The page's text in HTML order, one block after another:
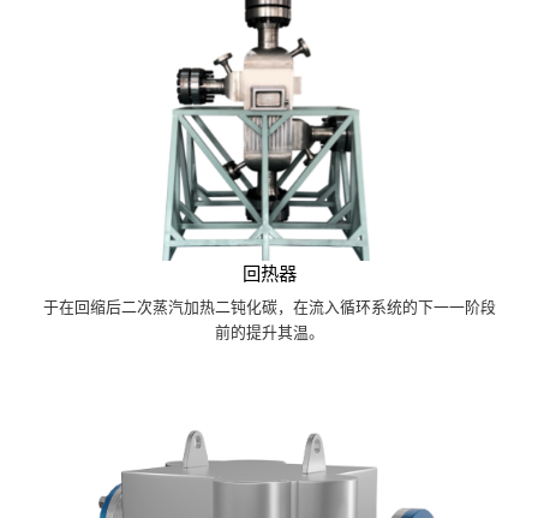
回热器
于在回缩后二次蒸汽加热二钝化碳，在流入循环系统的下一一阶段
前的提升其温。